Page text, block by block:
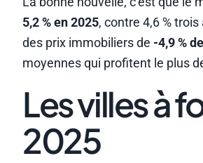
5,2 % en 2025, contre 4,6 %
des prix immobiliers de -4,9 %
moyennes qui profitent le plus
Les villes à
2025